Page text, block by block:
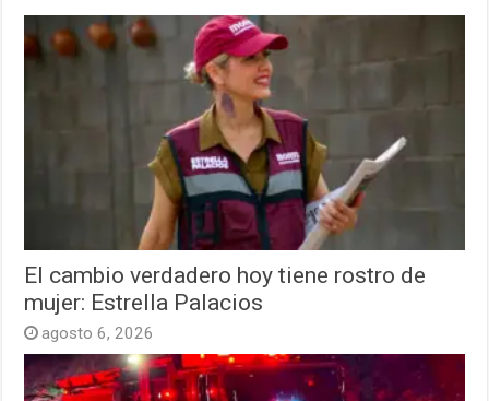
El cambio verdadero hoy tiene rostro de
mujer: Estrella Palacios
agosto 6, 2026